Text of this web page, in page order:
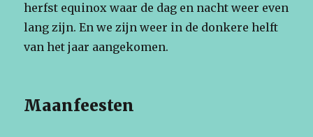
herfst equinox waar de dag en nacht weer even
lang zijn. En we zijn weer in de donkere helft
van het jaar aangekomen.
Maanfeesten